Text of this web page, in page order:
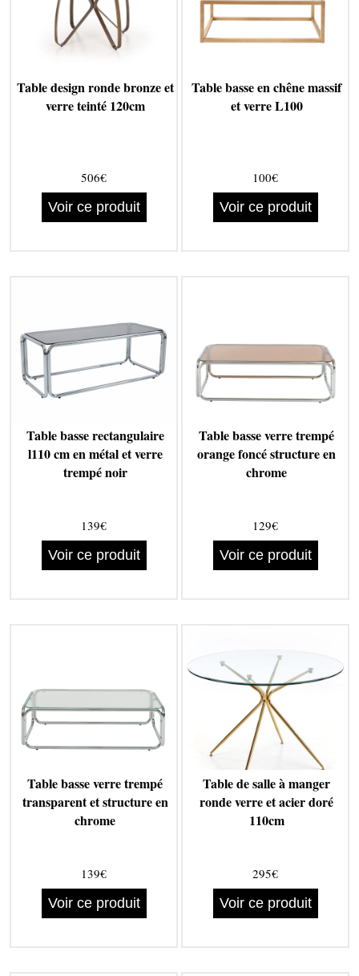
Table design ronde bronze et
verre teinté 120cm
506€
Voir ce produit
Table basse en chêne massif
et verre L100
100€
Voir ce produit
Table basse rectangulaire
l110 cm en métal et verre
trempé noir
139€
Voir ce produit
Table basse verre trempé
orange foncé structure en
chrome
129€
Voir ce produit
Table basse verre trempé
transparent et structure en
chrome
139€
Voir ce produit
Table de salle à manger
ronde verre et acier doré
110cm
295€
Voir ce produit